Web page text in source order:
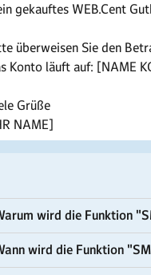
gekauftes WEB.Cent
überweisen Sie den
Konto läuft auf: [NAME
Grüße
NAME]
wird die Funktion
wird die Funktion